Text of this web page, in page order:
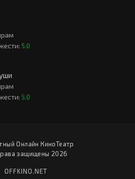
5.0
5.0
Онлайн КиноТеатр
защищены 2026
OFFKINO.NET